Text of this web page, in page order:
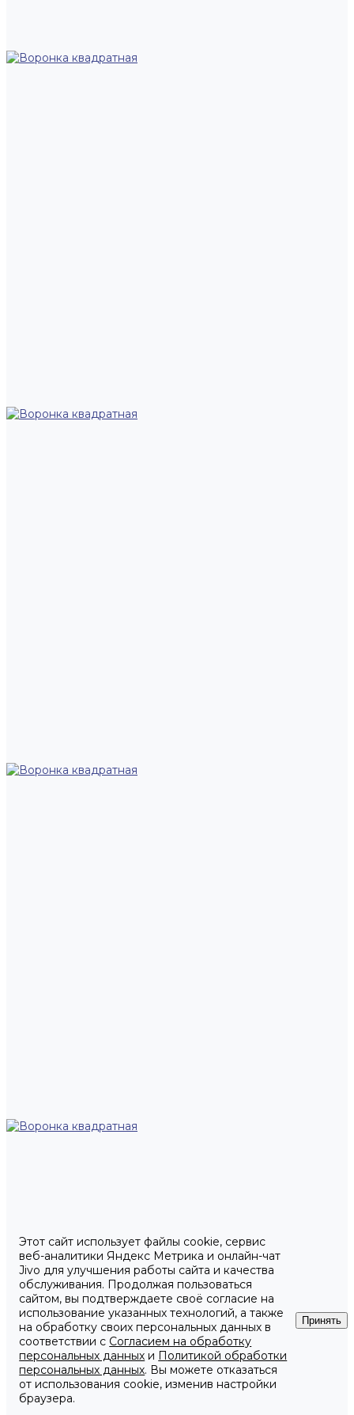
Этот сайт использует файлы cookie, сервис
веб-аналитики Яндекс Метрика и онлайн-чат
Jivo для улучшения работы сайта и качества
обслуживания. Продолжая пользоваться
сайтом, вы подтверждаете своё согласие на
использование указанных технологий, а также
на обработку своих персональных данных в
соответствии с Согласием на обработку
персональных данных и Политикой обработки
персональных данных. Вы можете отказаться
от использования cookie, изменив настройки
браузера.
Принять